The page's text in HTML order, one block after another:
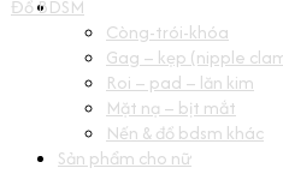
Đồ BDSM
Còng-trói-khóa
Gag – kẹp (nipple
Roi – pad – lăn kim
Mặt nạ – bịt mắt
Nến & đồ bdsm khác
Sản phẩm cho nữ